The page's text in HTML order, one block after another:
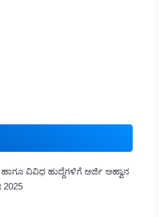
ವಿವಿಧ ಹುದ್ದೆಗಳಿಗೆ ಅರ್ಜಿ ಅಹ್ವಾನ
2025